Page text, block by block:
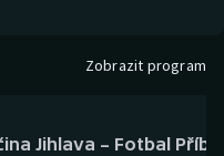
Zobrazit program
Jihlava – Fotbal